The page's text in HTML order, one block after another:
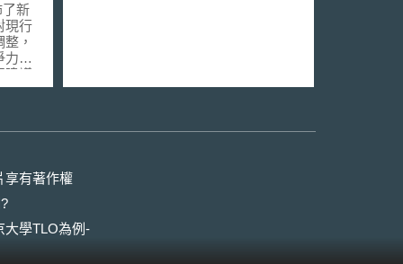
新
現行
，
力；
建議
回
產
銷售
利
享有著作權
大學TLO為例-